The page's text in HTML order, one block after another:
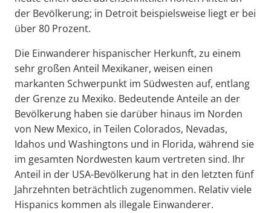
der Bevölkerung; in Detroit beispielsweise liegt er bei
über 80 Prozent.
Die Einwanderer hispanischer Herkunft, zu einem
sehr großen Anteil Mexikaner, weisen einen
markanten Schwerpunkt im Südwesten auf, entlang
der Grenze zu Mexiko. Bedeutende Anteile an der
Bevölkerung haben sie darüber hinaus im Norden
von New Mexico, in Teilen Colorados, Nevadas,
Idahos und Washingtons und in Florida, während sie
im gesamten Nordwesten kaum vertreten sind. Ihr
Anteil in der USA-Bevölkerung hat in den letzten fünf
Jahrzehnten beträchtlich zugenommen. Relativ viele
Hispanics kommen als illegale Einwanderer.